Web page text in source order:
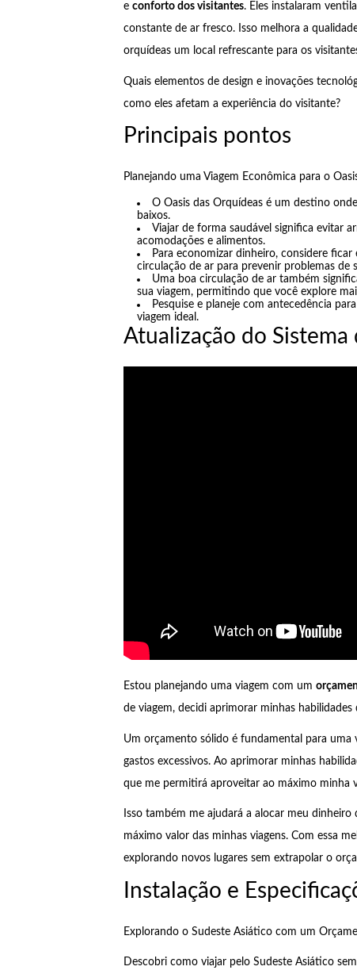
e conforto dos visitantes. Eles instalaram
constante de ar fresco. Isso melhora a
orquídeas um local refrescante para os
Quais elementos de design e inovações
como eles afetam a experiência do visitante?
Principais pontos
Planejando uma Viagem Econômica para o
O Oasis das Orquídeas é um destino
baixos.
Viajar de forma saudável significa evitar
acomodações e alimentos.
Para economizar dinheiro, considere
circulação de ar para prevenir problemas de
Uma boa circulação de ar também
sua viagem, permitindo que você explore
Pesquise e planeje com antecedência
viagem ideal.
Atualização do Sistema
Estou planejando uma viagem com um
de viagem, decidi aprimorar minhas
Um orçamento sólido é fundamental para uma
gastos excessivos. Ao aprimorar minhas
que me permitirá aproveitar ao máximo minha
Isso também me ajudará a alocar meu
máximo valor das minhas viagens. Com essa
explorando novos lugares sem extrapolar o
Instalação e
Explorando o Sudeste Asiático com um
Descobri como viajar pelo Sudeste Asiático